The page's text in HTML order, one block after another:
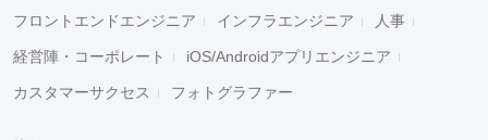
フロントエンドエンジニア インフラエンジニア 人事
経営陣・コーポレート iOS/Androidアプリエンジニア
カスタマーサクセス フォトグラファー